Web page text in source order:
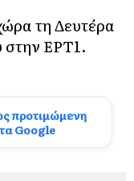
τη Δευτέρα
στην ΕΡΤ1.
προτιμώμενη
Google